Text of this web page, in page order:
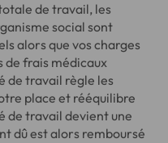
de travail, les
social sont
alors que vos charges
de frais médicaux
de travail règle les
place et rééquilibre
de travail devient une
dû est alors remboursé